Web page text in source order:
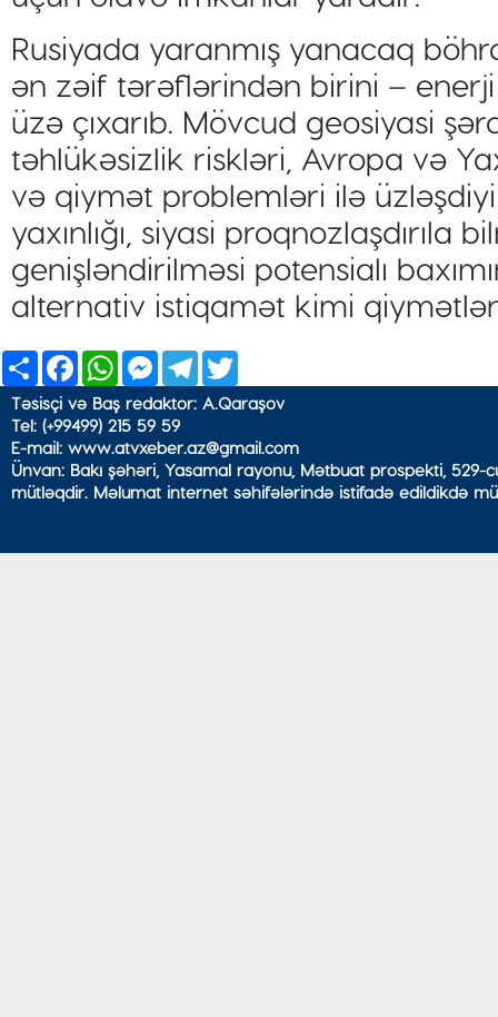
Rusiyada yaranmış yanacaq
ən zəif tərəflərindən birini – enerji
üzə çıxarıb. Mövcud geosiyasi
təhlükəsizlik riskləri, Avropa və
və qiymət problemləri ilə
yaxınlığı, siyasi proqnozlaşdırıla
genişləndirilməsi potensialı
alternativ istiqamət kimi
ShareFacebookWhatsApp
Messenger
Telegram
Təsisçi və Baş redaktor: A.Qaraşov
Tel: (+99499) 215 59 59
E-mail: www.atvxeber.az@gmail.com
Ünvan: Bakı şəhəri, Yasamal rayonu, Mətbuat prospekti,
mütləqdir. Məlumat internet səhifələrində istifadə edildikdə